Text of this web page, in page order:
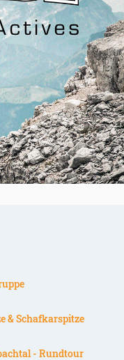
& Schafkarspitze
- Rundtour